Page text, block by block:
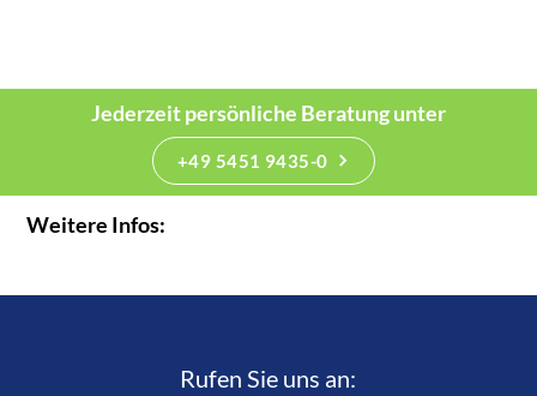
Jederzeit persönliche Beratung unter
+49 5451 9435-0
Weitere Infos:
Rufen Sie uns an:­